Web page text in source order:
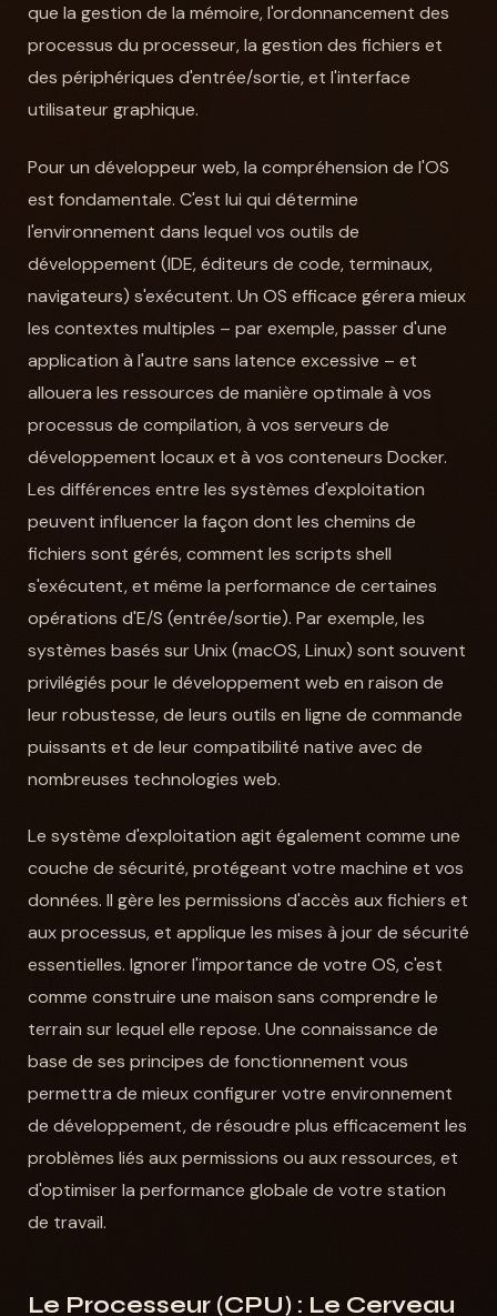
que la gestion de la mémoire, l'ordonnancement des
processus du processeur, la gestion des fichiers et
des périphériques d'entrée/sortie, et l'interface
utilisateur graphique.
Pour un développeur web, la compréhension de l'OS
est fondamentale. C'est lui qui détermine
l'environnement dans lequel vos outils de
développement (IDE, éditeurs de code, terminaux,
navigateurs) s'exécutent. Un OS efficace gérera mieux
les contextes multiples – par exemple, passer d'une
application à l'autre sans latence excessive – et
allouera les ressources de manière optimale à vos
processus de compilation, à vos serveurs de
développement locaux et à vos conteneurs Docker.
Les différences entre les systèmes d'exploitation
peuvent influencer la façon dont les chemins de
fichiers sont gérés, comment les scripts shell
s'exécutent, et même la performance de certaines
opérations d'E/S (entrée/sortie). Par exemple, les
systèmes basés sur Unix (macOS, Linux) sont souvent
privilégiés pour le développement web en raison de
leur robustesse, de leurs outils en ligne de commande
puissants et de leur compatibilité native avec de
nombreuses technologies web.
Le système d'exploitation agit également comme une
couche de sécurité, protégeant votre machine et vos
données. Il gère les permissions d'accès aux fichiers et
aux processus, et applique les mises à jour de sécurité
essentielles. Ignorer l'importance de votre OS, c'est
comme construire une maison sans comprendre le
terrain sur lequel elle repose. Une connaissance de
base de ses principes de fonctionnement vous
permettra de mieux configurer votre environnement
de développement, de résoudre plus efficacement les
problèmes liés aux permissions ou aux ressources, et
d'optimiser la performance globale de votre station
de travail.
Le Processeur (CPU) : Le Cerveau